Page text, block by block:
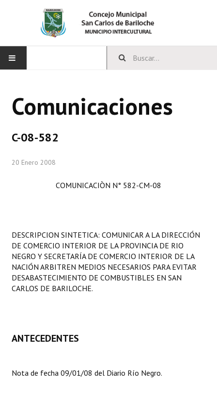
CONCEJO
Comisiones Especiales
LEGISLACIÓN
Constitución Nacional
Constitución Provincial
Organigrama
Comunicaciones
C-08-582
20 Enero 2008
COMUNICACIÒN N° 582-CM-08
DESCRIPCION SINTETICA: COMUNICAR A LA DIRECCIÓN
DE COMERCIO INTERIOR DE LA PROVINCIA DE RIO
NEGRO Y SECRETARÍA DE COMERCIO INTERIOR DE LA
NACIÓN ARBITREN MEDIOS NECESARIOS PARA EVITAR
DESABASTECIMIENTO DE COMBUSTIBLES EN SAN
CARLOS DE BARILOCHE.
ANTECEDENTES
Nota de fecha 09/01/08 del Diario Río Negro.